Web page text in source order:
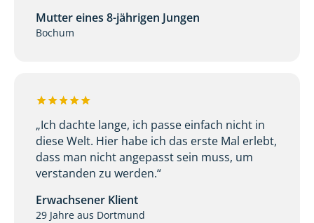
Mutter eines 8-jährigen Jungen
Bochum
„Ich dachte lange, ich passe einfach nicht in
diese Welt. Hier habe ich das erste Mal erlebt,
dass man nicht angepasst sein muss, um
verstanden zu werden.“
Erwachsener Klient
29 Jahre aus Dortmund